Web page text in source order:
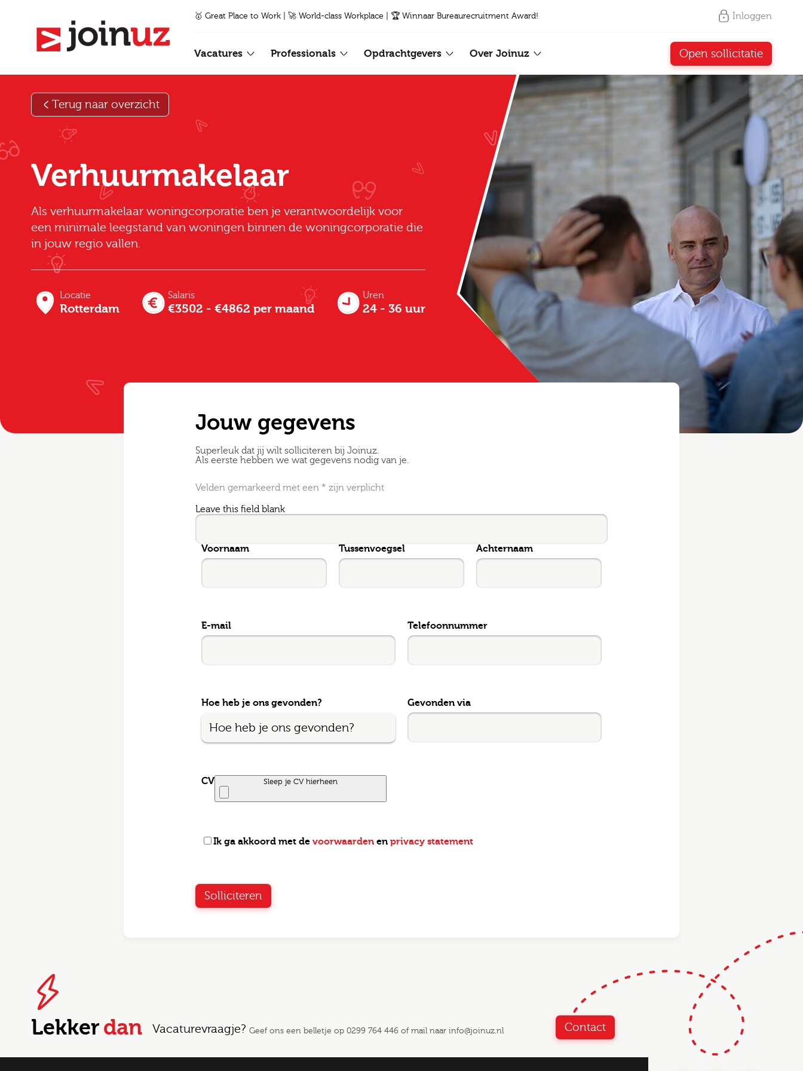
🥇 Great Place to Work | 🚀 World-class Workplace | 🏆 Winnaar Bureaurecruitment Award! Inloggen
Vacatures Professionals Opdrachtgevers Over Joinuz Open sollicitatie
Terug naar overzicht
Verhuurmakelaar
Als verhuurmakelaar woningcorporatie ben je verantwoordelijk voor
een minimale leegstand van woningen binnen de woningcorporatie die
in jouw regio vallen.
Locatie
Rotterdam
Salaris
€3502 - €4862 per maand
Uren
24 - 36 uur
Jouw gegevens
Superleuk dat jij wilt solliciteren bij Joinuz.
Als eerste hebben we wat gegevens nodig van je.
Velden gemarkeerd met een * zijn verplicht
Leave this field blank
Voornaam Tussenvoegsel Achternaam
E-mail Telefoonnummer
Hoe heb je ons gevonden? Gevonden via
CV Sleep je CV hierheen
Ik ga akkoord met de voorwaarden en privacy statement
Solliciteren
Lekkerdan Vacaturevraagje? Geef ons een belletje op 0299 764 446 of mail naar info@joinuz.nl Contact
Altijd als 1e op de hoogte van de
alert aanmaakt!
E-mail
Ik ga akkoord met hetprivacy statement